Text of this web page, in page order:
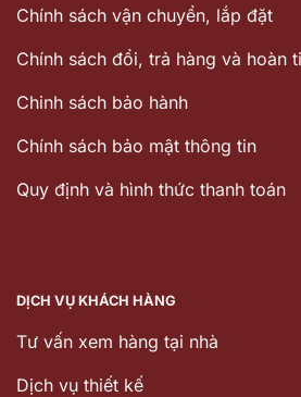
Chính sách vận chuyển, lắp đặt
Chính sách đổi, trả hàng và hoàn
Chinh sách bảo hành
Chính sách bảo mật thông tin
Quy định và hình thức thanh toán
DỊCH VỤ KHÁCH HÀNG
Tư vấn xem hàng tại nhà
Dịch vụ thiết kế